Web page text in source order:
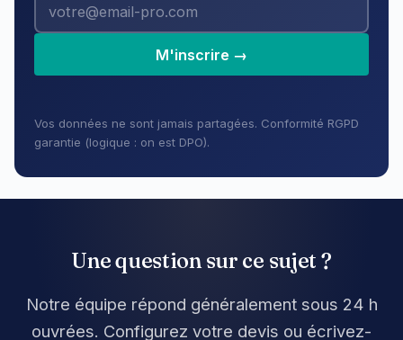
M'inscrire →
Vos données ne sont jamais partagées. Conformité RGPD
garantie (logique : on est DPO).
Une question sur ce sujet ?
Notre équipe répond généralement sous 24 h
ouvrées. Configurez votre devis ou écrivez-